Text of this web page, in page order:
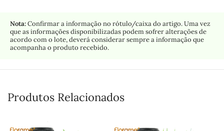
Nota:Confirmar a informação no rótulo/caixa do artigo. Uma vez
que as informações disponibilizadas podem sofrer alterações de
acordo com o lote, deverá considerar sempre a informação que
acompanha o produto recebido.
Produtos Relacionados